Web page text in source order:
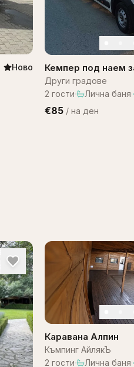
Ново
Кемпер под наем
Други градове
2 гости· Лична баня·
€85 / на ден
Каравана Алпин
Къмпинг АйлякЪ
2 гости· Лична баня·